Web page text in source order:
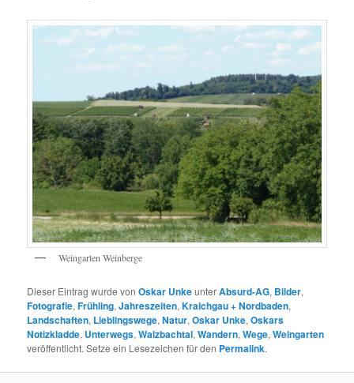
Weingarten Weinberge
Dieser Eintrag wurde vonOskar UnkeunterAbsurd-AG, Bilder,
Fotografie,Frühling,Jahreszeiten,Kraichgau + Nordbaden,
Landschaften, Lieblingswege,Natur,Oskar Unke,Oskars
Notizkladde, Unterwegs,Walzbachtal,Wandern,Wege,Weingarten
veröffentlicht. Setze ein Lesezeichen für den Permalink.